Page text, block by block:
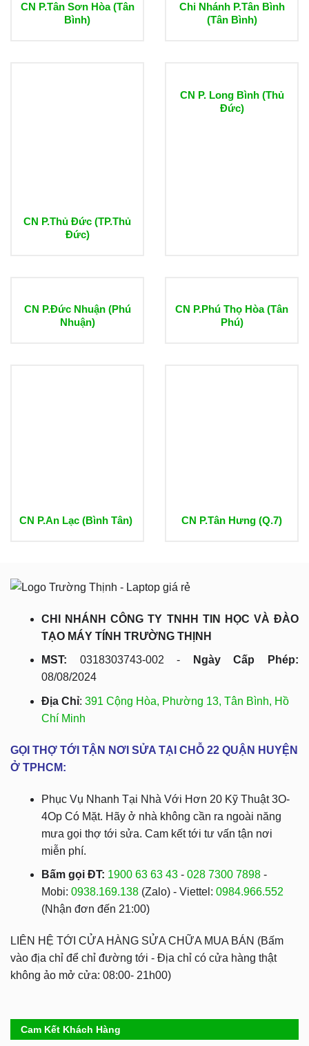
CN P.Tân Sơn Hòa (Tân
Bình)
Chi Nhánh P.Tân Bình
(Tân Bình)
CN P.Thủ Đức (TP.Thủ
Đức)
CN P. Long Bình (Thủ
Đức)
CN P.Đức Nhuận (Phú
Nhuận)
CN P.Phú Thọ Hòa (Tân
Phú)
CN P.An Lạc (Bình Tân) CN P.Tân Hưng (Q.7)
CHI NHÁNH CÔNG TY TNHH TIN HỌC VÀ ĐÀO
TẠO MÁY TÍNH TRƯỜNG THỊNH
MST: 0318303743-002 -
Ngày Cấp Phép:
08/08/2024
Địa Chỉ: 391 Cộng Hòa, Phường 13, Tân Bình, Hồ
Chí Minh
GỌI THỢ TỚI TẬN NƠI SỬA TẠI CHỖ 22 QUẬN HUYỆN
Ở TPHCM:
Phục Vụ Nhanh Tại Nhà Với Hơn 20 Kỹ Thuật 3O-
4Op Có Mặt. Hãy ở nhà không cần ra ngoài năng
mưa gọi thợ tới sửa. Cam kết tới tư vấn tận nơi
miễn phí.
Bấm gọi ĐT: 1900 63 63 43 - 028 7300 7898 -
Mobi: 0938.169.138 (Zalo) - Viettel: 0984.966.552
(Nhận đơn đến 21:00)
LIÊN HỆ TỚI CỬA HÀNG SỬA CHỮA MUA BÁN (Bấm
vào địa chỉ để chỉ đường tới - Địa chỉ có cửa hàng thật
không ảo mở cửa: 08:00- 21h00)
Cam Kết Khách Hàng